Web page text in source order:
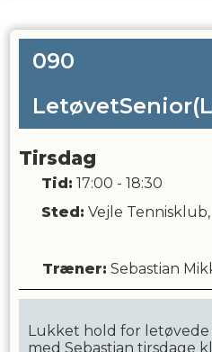
090
Tirsdag
Tid: 17:00 - 18:30
Sted: Vejle
Træner: Sebastian
Lukket hold for letøvede
med Sebastian tirsdage